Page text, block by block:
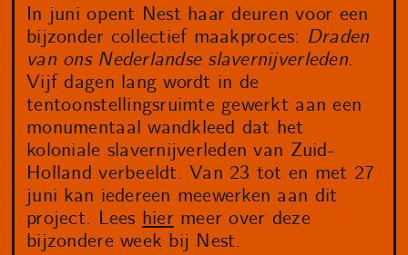
In juni opent Nest haar deuren voor een
bijzonder collectief maakproces: Draden
van ons Nederlandse slavernijverleden.
Vijf dagen lang wordt in de
tentoonstellingsruimte gewerkt aan een
monumentaal wandkleed dat het
koloniale slavernijverleden van Zuid-
Holland verbeeldt. Van 23 tot en met 27
juni kan iedereen meewerken aan dit
project. Lees hiermeer over deze
bijzondere week bij Nest.